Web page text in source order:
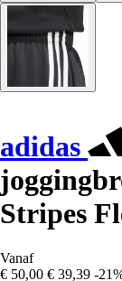
adidas
Stripes
Vanaf
€ 50,00 € 39,39 -